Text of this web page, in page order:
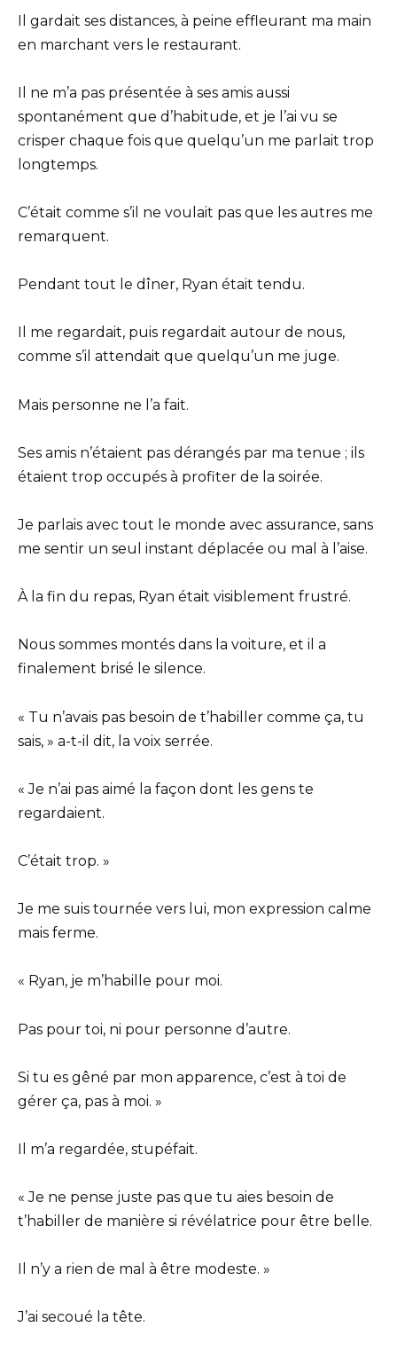
Il gardait ses distances, à peine effleurant ma main
en marchant vers le restaurant.
Il ne m’a pas présentée à ses amis aussi
spontanément que d’habitude, et je l’ai vu se
crisper chaque fois que quelqu’un me parlait trop
longtemps.
C’était comme s’il ne voulait pas que les autres me
remarquent.
Pendant tout le dîner, Ryan était tendu.
Il me regardait, puis regardait autour de nous,
comme s’il attendait que quelqu’un me juge.
Mais personne ne l’a fait.
Ses amis n’étaient pas dérangés par ma tenue ; ils
étaient trop occupés à profiter de la soirée.
Je parlais avec tout le monde avec assurance, sans
me sentir un seul instant déplacée ou mal à l’aise.
À la fin du repas, Ryan était visiblement frustré.
Nous sommes montés dans la voiture, et il a
finalement brisé le silence.
« Tu n’avais pas besoin de t’habiller comme ça, tu
sais, » a-t-il dit, la voix serrée.
« Je n’ai pas aimé la façon dont les gens te
regardaient.
C’était trop. »
Je me suis tournée vers lui, mon expression calme
mais ferme.
« Ryan, je m’habille pour moi.
Pas pour toi, ni pour personne d’autre.
Si tu es gêné par mon apparence, c’est à toi de
gérer ça, pas à moi. »
Il m’a regardée, stupéfait.
« Je ne pense juste pas que tu aies besoin de
t’habiller de manière si révélatrice pour être belle.
Il n’y a rien de mal à être modeste. »
J’ai secoué la tête.